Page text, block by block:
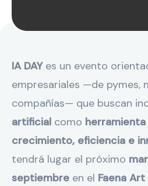
IA DAYes un evento
empresariales —de pymes,
compañías— que buscan
artificial como
crecimiento, eficiencia e
tendrá lugar el próximo
septiembre en el Faena